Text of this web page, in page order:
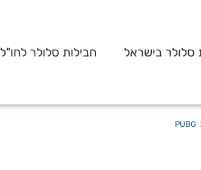
סלולר בישראל חבילות סלולר לחו"ל